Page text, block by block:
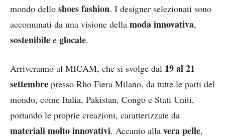
mondo dello shoes fashion. I designer selezionati sono
accomunati da una visione della moda innovativa,
sostenibile e glocale.
Arriveranno al MICAM, che si svolge dal 19 al 21
settembre presso Rho Fiera Milano, da tutte le parti del
mondo, come Italia, Pakistan, Congo e Stati Uniti,
portando le proprie creazioni, caratterizzate da
materiali molto innovativi. Accanto alla vera pelle,